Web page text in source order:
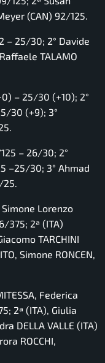
(CAN) 92/125.
– 25/30; 2° Davide
TALAMO
– 25/30 (+10); 2°
30 (+9); 3°
125 – 26/30; 2°
–25/30; 3° Ahmad
25.
Simone Lorenzo
375; 2ª (ITA)
TARCHINI
Simone RONCEN,
Federica
2ª (ITA), Giulia
DELLA VALLE (ITA)
ROCCHI,